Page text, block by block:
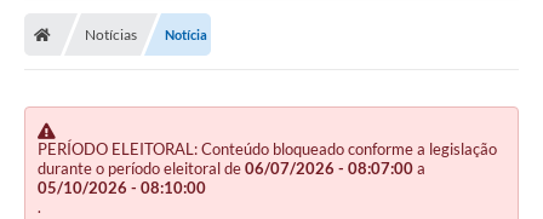
Notícias Notícia
PERÍODO ELEITORAL: Conteúdo bloqueado conforme a legislação
durante o período eleitoral de06/07/2026 - 08:07:00a
05/10/2026 - 08:10:00
.